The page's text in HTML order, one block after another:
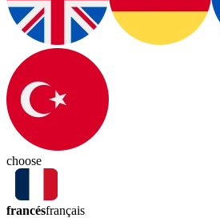
choose
francésfrançais